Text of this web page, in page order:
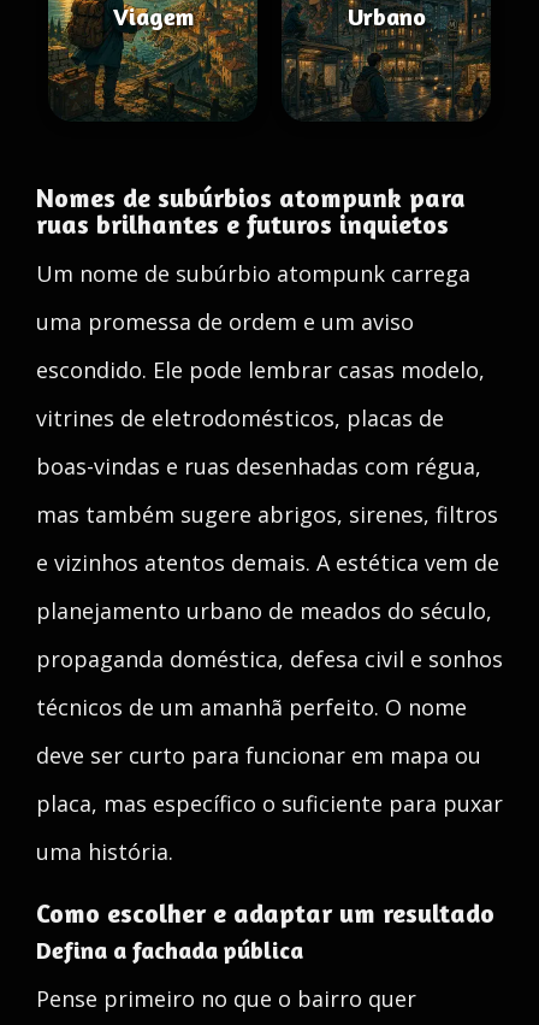
Viagem Urbano
Nomes de subúrbios atompunk para
ruas brilhantes e futuros inquietos
Um nome de subúrbio atompunk carrega
uma promessa de ordem e um aviso
escondido. Ele pode lembrar casas modelo,
vitrines de eletrodomésticos, placas de
boas-vindas e ruas desenhadas com régua,
mas também sugere abrigos, sirenes, filtros
e vizinhos atentos demais. A estética vem de
planejamento urbano de meados do século,
propaganda doméstica, defesa civil e sonhos
técnicos de um amanhã perfeito. O nome
deve ser curto para funcionar em mapa ou
placa, mas específico o suficiente para puxar
uma história.
Como escolher e adaptar um resultado
Defina a fachada pública
Pense primeiro no que o bairro quer